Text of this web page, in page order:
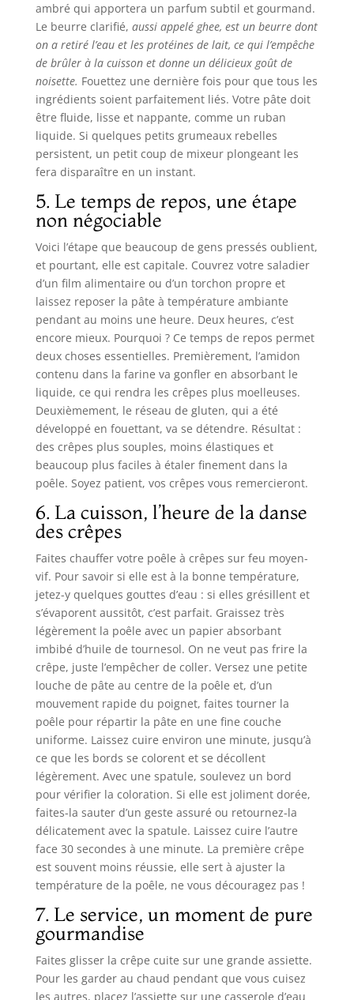
ambré qui apportera un parfum subtil et gourmand.
Le beurre clarifié, aussi appelé ghee, est un beurre dont
on a retiré l’eau et les protéines de lait, ce qui l’empêche
de brûler à la cuisson et donne un délicieux goût de
noisette. Fouettez une dernière fois pour que tous les
ingrédients soient parfaitement liés. Votre pâte doit
être fluide, lisse et nappante, comme un ruban
liquide. Si quelques petits grumeaux rebelles
persistent, un petit coup de mixeur plongeant les
fera disparaître en un instant.
5. Le temps de repos, une étape
non négociable
Voici l’étape que beaucoup de gens pressés oublient,
et pourtant, elle est capitale. Couvrez votre saladier
d’un film alimentaire ou d’un torchon propre et
laissez reposer la pâte à température ambiante
pendant au moins une heure. Deux heures, c’est
encore mieux. Pourquoi ? Ce temps de repos permet
deux choses essentielles. Premièrement, l’amidon
contenu dans la farine va gonfler en absorbant le
liquide, ce qui rendra les crêpes plus moelleuses.
Deuxièmement, le réseau de gluten, qui a été
développé en fouettant, va se détendre. Résultat :
des crêpes plus souples, moins élastiques et
beaucoup plus faciles à étaler finement dans la
poêle. Soyez patient, vos crêpes vous remercieront.
6. La cuisson, l’heure de la danse
des crêpes
Faites chauffer votre poêle à crêpes sur feu moyen-
vif. Pour savoir si elle est à la bonne température,
jetez-y quelques gouttes d’eau : si elles grésillent et
s’évaporent aussitôt, c’est parfait. Graissez très
légèrement la poêle avec un papier absorbant
imbibé d’huile de tournesol. On ne veut pas frire la
crêpe, juste l’empêcher de coller. Versez une petite
louche de pâte au centre de la poêle et, d’un
mouvement rapide du poignet, faites tourner la
poêle pour répartir la pâte en une fine couche
uniforme. Laissez cuire environ une minute, jusqu’à
ce que les bords se colorent et se décollent
légèrement. Avec une spatule, soulevez un bord
pour vérifier la coloration. Si elle est joliment dorée,
faites-la sauter d’un geste assuré ou retournez-la
délicatement avec la spatule. Laissez cuire l’autre
face 30 secondes à une minute. La première crêpe
est souvent moins réussie, elle sert à ajuster la
température de la poêle, ne vous découragez pas !
7. Le service, un moment de pure
gourmandise
Faites glisser la crêpe cuite sur une grande assiette.
Pour les garder au chaud pendant que vous cuisez
les autres, placez l’assiette sur une casserole d’eau